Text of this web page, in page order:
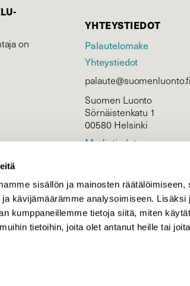
sisällön ja mainosten räätälöimiseen,
kävijämäärämme analysoimiseen. Lisäksi
kumppaneillemme tietoja siitä, miten
tietoihin, joita olet antanut heille tai
on
YHTEYSTIEDOT
Palautelomake
Yhteystiedot
palaute@suomenluonto.fi
Suomen Luonto
Sörnäistenkatu 1
00580 Helsinki
Mediatiedot
KIRJAUDU